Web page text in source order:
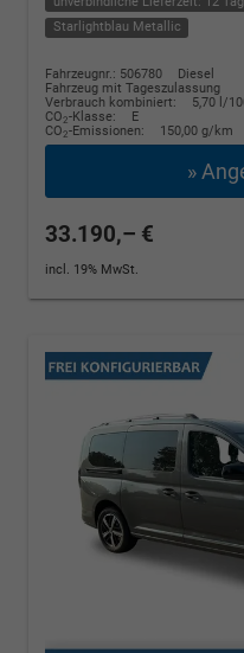
Starlightblau Metallic
Fahrzeugnr.: 506780
Diesel
Fahrzeug mit Tageszulassung
Verbrauch kombiniert:
5,70 l/
CO2-Klasse:
E
CO2-Emissionen: 150,00 g/km
»
33.190,– €
incl. 19% MwSt.